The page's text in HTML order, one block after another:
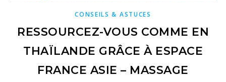
CONSEILS & ASTUCES
RESSOURCEZ-VOUS COMME EN
THAÏLANDE GRÂCE À ESPACE
FRANCE ASIE – MASSAGE